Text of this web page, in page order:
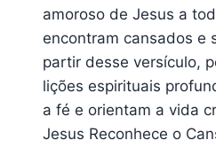
amoroso de Jesus a
encontram cansados e
partir desse versículo,
lições espirituais
a fé e orientam a vida
Jesus Reconhece o